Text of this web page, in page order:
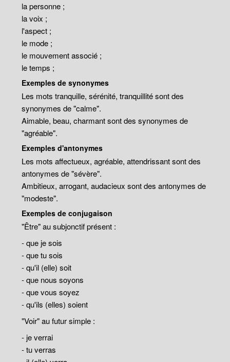
la personne ;
la voix ;
l'aspect ;
le mode ;
le mouvement associé ;
le temps ;
Exemples de synonymes
Les mots tranquille, sérénité, tranquillité sont des
synonymes de "calme".
Aimable, beau, charmant sont des synonymes de
"agréable".
Exemples d'antonymes
Les mots affectueux, agréable, attendrissant sont des
antonymes de "sévère".
Ambitieux, arrogant, audacieux sont des antonymes de
"modeste".
Exemples de conjugaison
"Être" au subjonctif présent :
- que je sois
- que tu sois
- qu'il (elle) soit
- que nous soyons
- que vous soyez
- qu'ils (elles) soient
"Voir" au futur simple :
- je verrai
- tu verras